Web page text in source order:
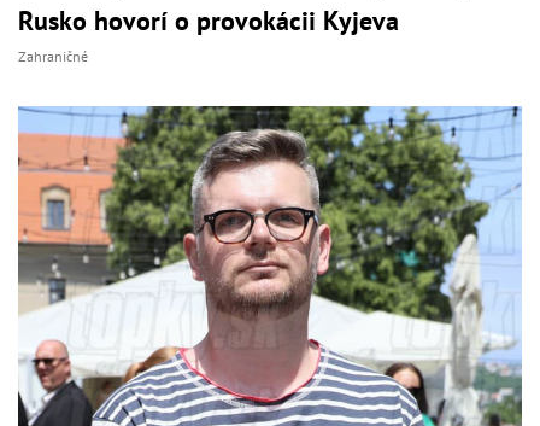
Rusko hovorí o provokácii Kyjeva
Zahraničné